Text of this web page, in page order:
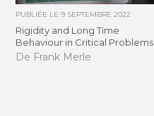
PUBLIÉE LE9 SEPTEMBRE 2022
Rigidity and Long Time
Behaviour in Critical Problems
De Frank Merle